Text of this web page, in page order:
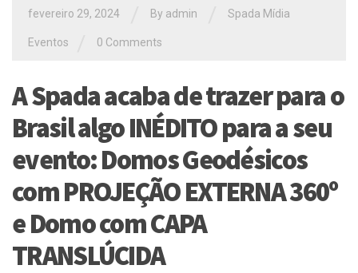
fevereiro 29, 2024 By admin Spada Mídia
Eventos 0 Comments
A Spada acaba de trazer para o
Brasil algo INÉDITO para a seu
evento: Domos Geodésicos
com PROJEÇÃO EXTERNA 360º
e Domo com CAPA
TRANSLÚCIDA